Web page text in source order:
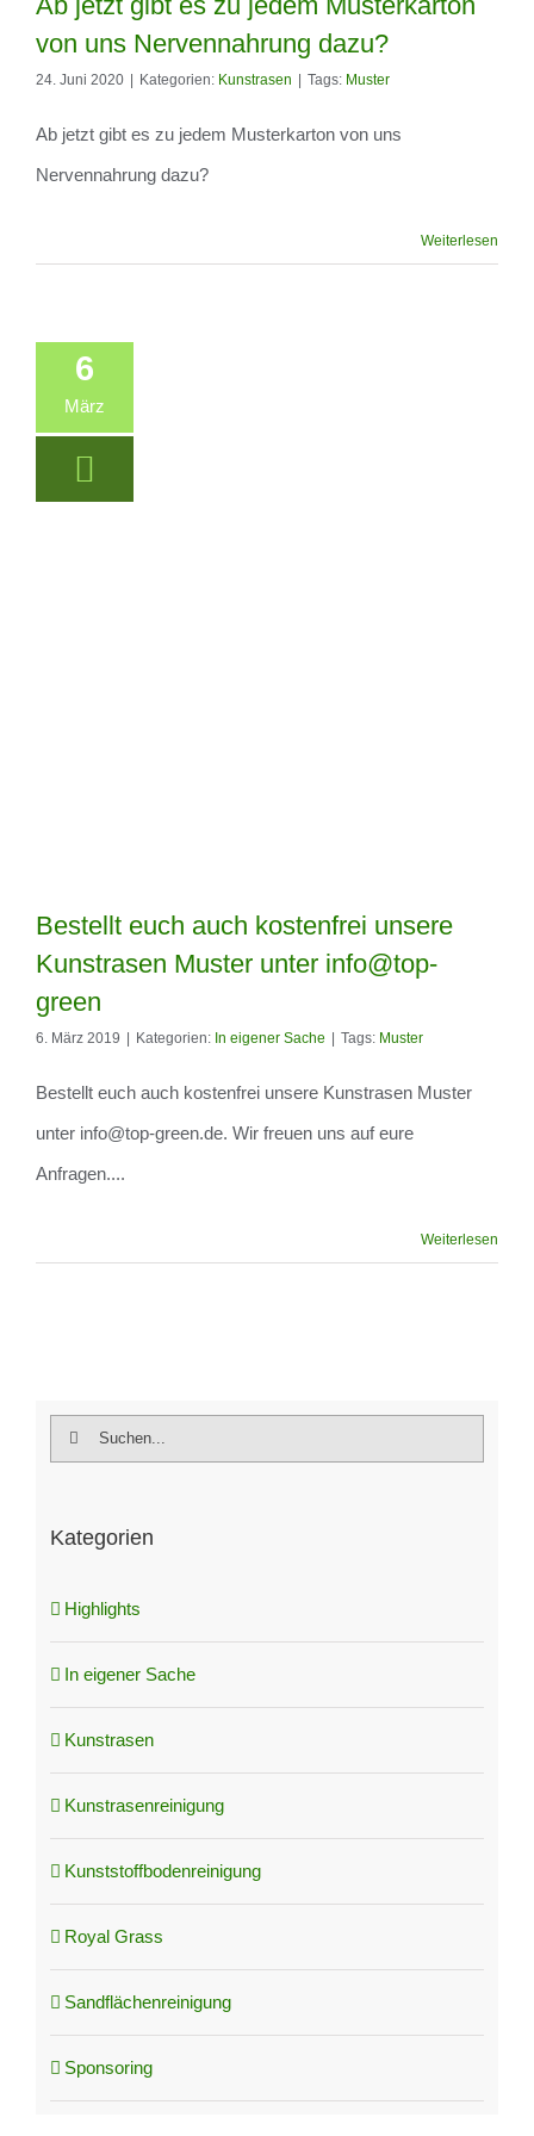
Ab jetzt gibt es zu jedem
Musterkarton von uns
von uns Nervennahrung dazu?
24. Juni 2020 Kategorien: Kunstrasen Tags: Muster
Ab jetzt gibt es zu jedem Musterkarton von uns
Nervennahrung dazu?
Weiterlesen
6
März
unsere Kunstrasen Muster unter
info@top-green
Bestellt euch auch kostenfrei unsere
Kunstrasen Muster unter info@top-
green
6. März 2019 Kategorien: In eigener Sache Tags: Muster
Bestellt euch auch kostenfrei unsere Kunstrasen Muster
unter info@top-green.de. Wir freuen uns auf eure
Anfragen....
Weiterlesen
Suche
Kategorien
Highlights
In eigener Sache
Kunstrasen
Kunstrasenreinigung
Kunststoffbodenreinigung
Royal Grass
Sandflächenreinigung
Sponsoring